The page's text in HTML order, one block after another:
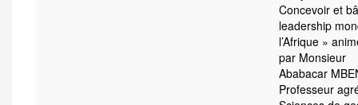
Concevoir et
leadership
l’Afrique »
par Monsieur
Ababacar
Professeur